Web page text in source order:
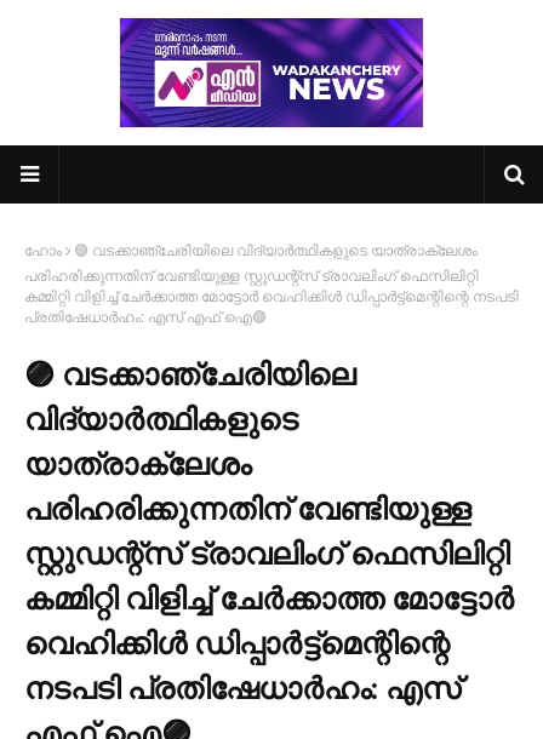
ഹോം
🟣 വടക്കാഞ്ചേരിയിലെ വിദ്യാർത്ഥികളുടെ യാത്രാക്ലേശം
പരിഹരിക്കുന്നതിന് വേണ്ടിയുള്ള സ്റ്റുഡന്റ്സ് ട്രാവലിംഗ് ഫെസിലിറ്റി
കമ്മിറ്റി വിളിച്ച് ചേർക്കാത്ത മോട്ടോർ വെഹിക്കിൾ ഡിപ്പാർട്ട്മെന്റിന്റെ നടപടി
പ്രതിഷേധാർഹം: എസ് എഫ് ഐ🟣
🟣 വടക്കാഞ്ചേരിയിലെ
വിദ്യാർത്ഥികളുടെ
യാത്രാക്ലേശം
പരിഹരിക്കുന്നതിന് വേണ്ടിയുള്ള
സ്റ്റുഡന്റ്സ് ട്രാവലിംഗ് ഫെസിലിറ്റി
കമ്മിറ്റി വിളിച്ച് ചേർക്കാത്ത മോട്ടോർ
വെഹിക്കിൾ ഡിപ്പാർട്ട്മെന്റിന്റെ
നടപടി പ്രതിഷേധാർഹം: എസ്